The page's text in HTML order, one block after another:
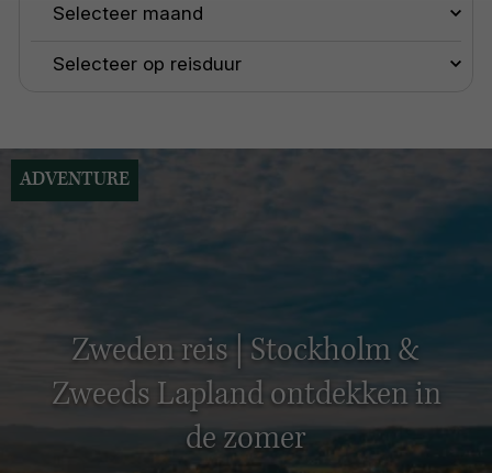
Zweden reis | Stockholm &
Zweeds Lapland ontdekken in
de zomer
ADVENTURE